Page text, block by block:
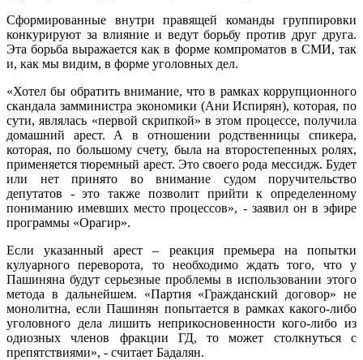
Сформированные внутри правящей команды группировки
конкурируют за влияние и ведут борьбу против друг друга.
Эта борьба выражается как в форме компроматов в СМИ, так
и, как мы видим, в форме уголовных дел.
«Хотел бы обратить внимание, что в рамках коррупционного
скандала замминистра экономики (Ани Испирян), которая, по
сути, являлась «первой скрипкой» в этом процессе, получила
домашний арест. А в отношении родственницы спикера,
которая, по большому счету, была на второстепенных ролях,
применяется тюремный арест. Это своего рода мессидж. Будет
или нет принято во внимание судом поручительство
депутатов - это также позволит прийти к определенному
пониманию имевших место процессов», - заявил он в эфире
программы «Орагир».
Если указанный арест – реакция премьера на попытки
кулуарного переворота, то необходимо ждать того, что у
Пашиняна будут серьезные проблемы в использовании этого
метода в дальнейшем. «Партия «Гражданский договор» не
монолитна, если Пашинян попытается в рамках какого-либо
уголовного дела лишить неприкосновенности кого-либо из
одиозных членов фракции ГД, то может столкнуться с
препятствиями», - считает Бадалян.